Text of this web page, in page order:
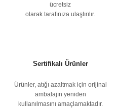
ücretsiz
olarak tarafınıza ulaştırılır.
Sertifikalı Ürünler
Ürünler, atığı azaltmak için orijinal
ambalajın yeniden
kullanılmasını amaçlamaktadır.